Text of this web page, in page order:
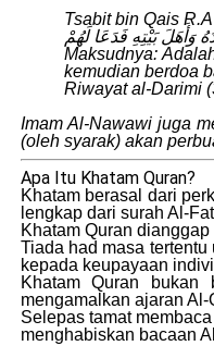
Tsabit bin Qais
وَأَهَلَ بَيْتِهِ فَدَعَا لَهُمْ
Maksudnya:
kemudian berdoa
Riwayat al-Darimi
Imam Al-Nawawi juga
(oleh syarak) akan
Apa Itu Khatam Quran?
Khatam berasal dari
lengkap dari surah Al-
Khatam Quran
Tiada had masa
kepada keupayaan
Khatam Quran bukan
mengamalkan ajaran Al-
Selepas tamat
menghabiskan bacaan